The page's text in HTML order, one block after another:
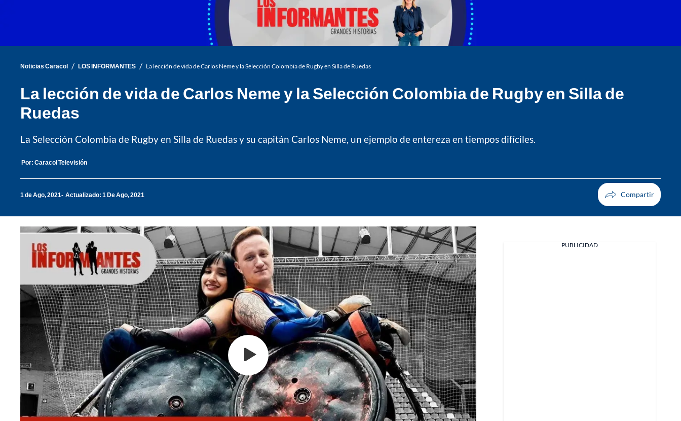
Noticias Caracol / LOS INFORMANTES / La lección de vida de Carlos Neme y la Selección Colombia de Rugby en Silla de Ruedas
La lección de vida de Carlos Neme y la Selección Colombia de Rugby en Silla de
Ruedas
La Selección Colombia de Rugby en Silla de Ruedas y su capitán Carlos Neme, un ejemplo de entereza en tiempos difíciles.
Por: Caracol Televisión
1 de Ago, 2021 Actualizado: 1 De Ago, 2021
PUBLICIDAD